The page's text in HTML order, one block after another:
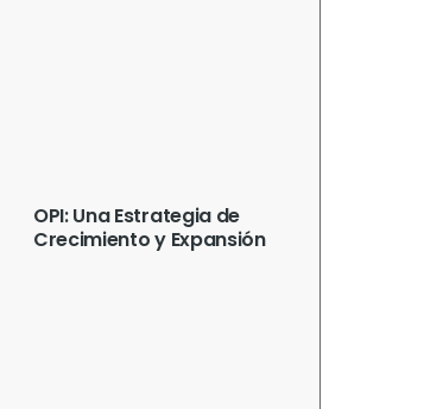
OPI: Una Estrategia de
Crecimiento y Expansión